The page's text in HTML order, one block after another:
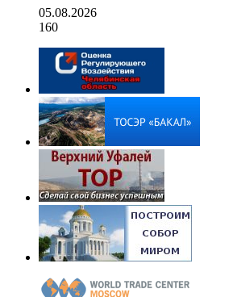
05.08.2026
160